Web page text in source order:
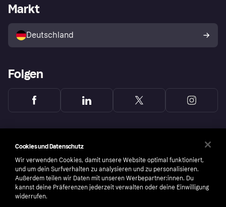
Klarna App
Shops entdecken
Käuferschutzrichtlinie
Dein Widerrufsrecht
Händlerportal
Markt
Deutschland
Folgen
Cookies und Datenschutz
Wir verwenden Cookies, damit unsere Website optimal funktioniert,
und um dein Surfverhalten zu analysieren und zu personalisieren.
Außerdem teilen wir Daten mit unseren Werbepartner:innen. Du
kannst deine Präferenzen jederzeit verwalten oder deine Einwilligung
widerrufen.